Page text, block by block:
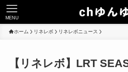
MENU
ホーム リネレボ リネレボニュース
【リネレボ】LRT